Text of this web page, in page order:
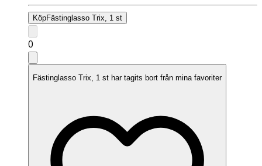
KöpFästinglasso Trix, 1 st
0
Fästinglasso Trix, 1 st har tagits bort från mina favoriter